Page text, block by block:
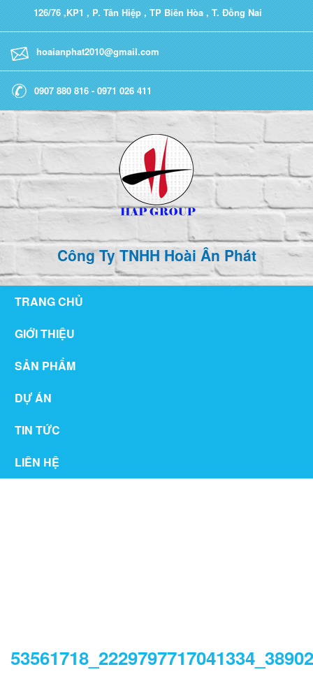
126/76 ,KP1 , P. Tân Hiệp , TP Biên Hòa , T. Đồng Nai
hoaianphat2010@gmail.com
0907 880 816 - 0971 026 411
Công Ty TNHH Hoài Ân Phát
TRANG CHỦ
GIỚI THIỆU
SẢN PHẨM
DỰ ÁN
TIN TỨC
LIÊN HỆ